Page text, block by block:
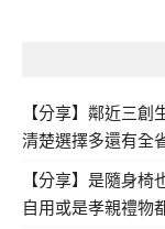
【分享】鄰近三
清楚選擇多還有全
【分享】是隨身
自用或是孝親禮物